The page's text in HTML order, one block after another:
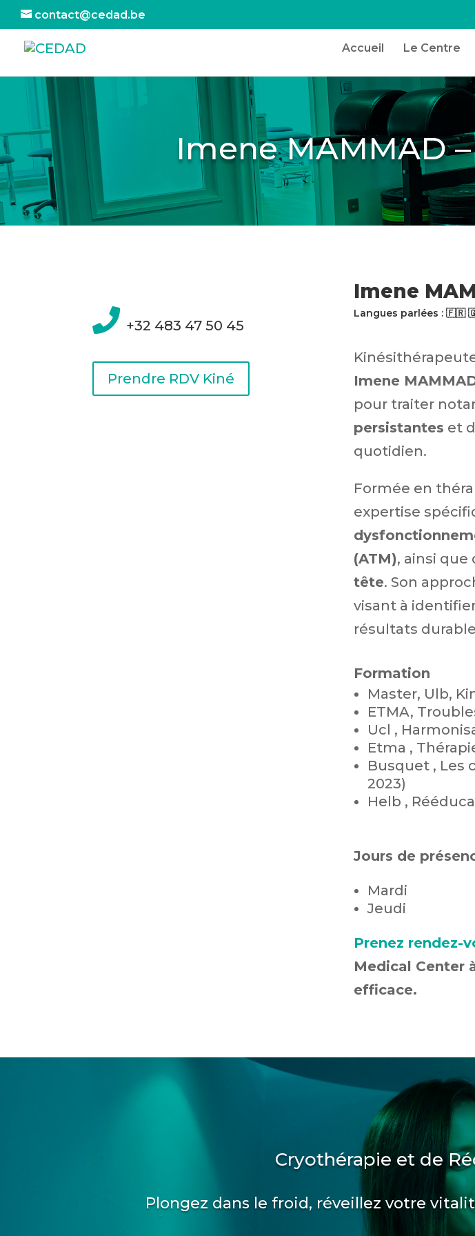
contact@cedad.be
Accueil Le Centre
Imene MAMMAD
 +32 483 47 50 45
Prendre RDV Kiné
Imene
Langues parlées :
Imene
pour traiter
persistantes et
quotidien.
Formée en
expertise
(ATM), ainsi
tête. Son
visant à
résultats
Formation
Master, Ulb,
ETMA,
Ucl ,
Etma ,
Busquet , Les
2023)
Helb ,
Jours de
Mardi
Jeudi
Prenez rendez-
Medical Center
efficace.
Cryothérapie et de
Plongez dans le froid, réveillez votre